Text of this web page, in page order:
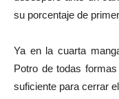
su porcentaje de
Ya en la cuarta
Potro de todas
suficiente para cerrar